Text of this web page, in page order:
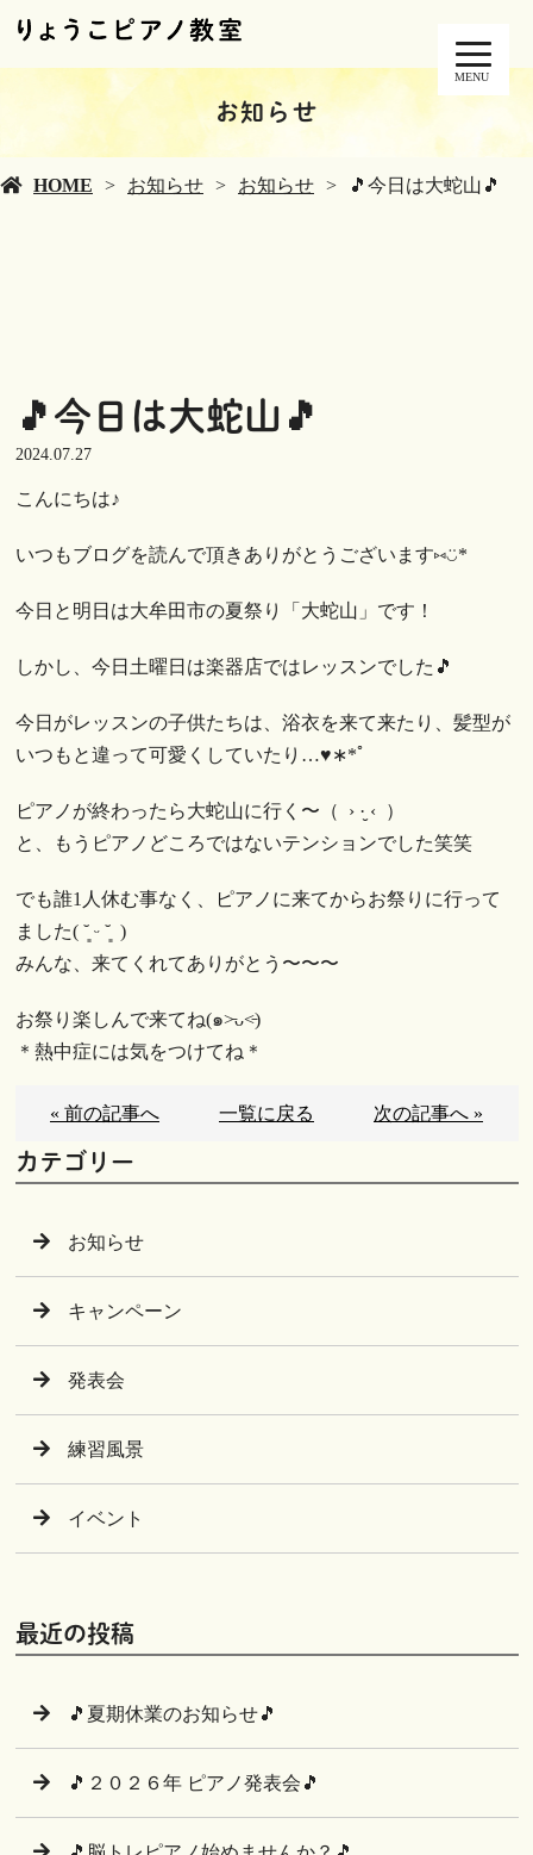
MENU
お知らせ
HOME お知らせ お知らせ 🎵今日は大蛇山🎵
🎵今日は大蛇山🎵
2024.07.27
こんにちは♪
いつもブログを読んで頂きありがとうございます⑅︎◡̈︎*
今日と明日は大牟田市の夏祭り「大蛇山」です！
しかし、今日土曜日は楽器店ではレッスンでした🎵
今日がレッスンの子供たちは、浴衣を来て来たり、髪型が
いつもと違って可愛くしていたり…♥︎︎∗︎*ﾟ
ピアノが終わったら大蛇山に行く〜（ › ·̮ ‹ ）
と、もうピアノどころではないテンションでした笑笑
でも誰1人休む事なく、ピアノに来てからお祭りに行って
ました( ˘͈ ᵕ ˘͈ )
みんな、来てくれてありがとう〜〜〜
お祭り楽しんで来てね(๑˃̵ᴗ˂̵)
＊熱中症には気をつけてね＊
« 前の記事へ 一覧に戻る 次の記事へ »
カテゴリー
お知らせ
キャンペーン
発表会
練習風景
イベント
最近の投稿
🎵夏期休業のお知らせ🎵
🎵２０２６年 ピアノ発表会🎵